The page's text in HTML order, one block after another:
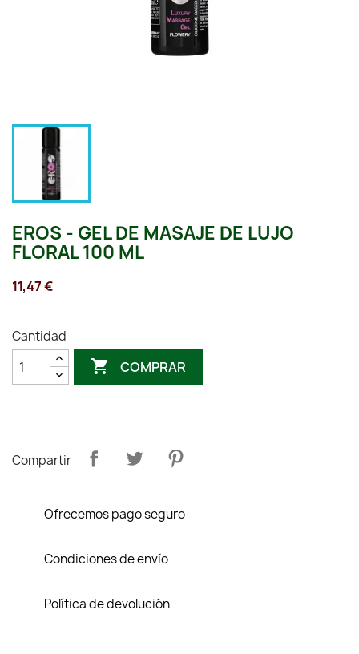
EROS - GEL DE MASAJE DE LUJO
FLORAL 100 ML
11,47 €
Cantidad
 COMPRAR
Compartir
Ofrecemos pago seguro
Condiciones de envío
Política de devolución